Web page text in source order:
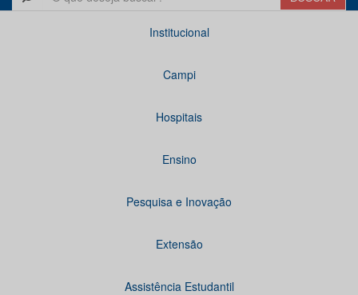
Institucional
Campi
Hospitais
Ensino
Pesquisa e Inovação
Extensão
Assistência Estudantil